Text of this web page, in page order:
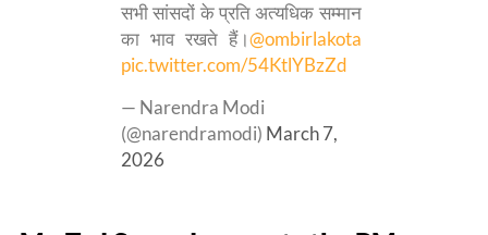
सभी सांसदों के प्रति अत्यधिक सम्मान
का भाव रखते हैं।@ombirlakota
pic.twitter.com/54KtlYBzZd
— Narendra Modi
(@narendramodi) March 7,
2026